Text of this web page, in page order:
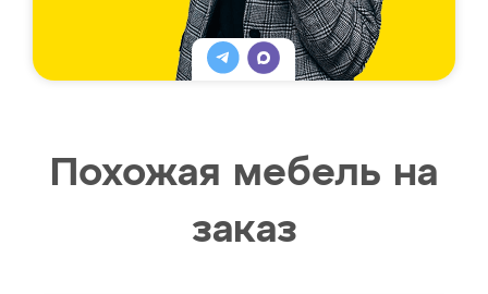
Похожая мебель на
заказ